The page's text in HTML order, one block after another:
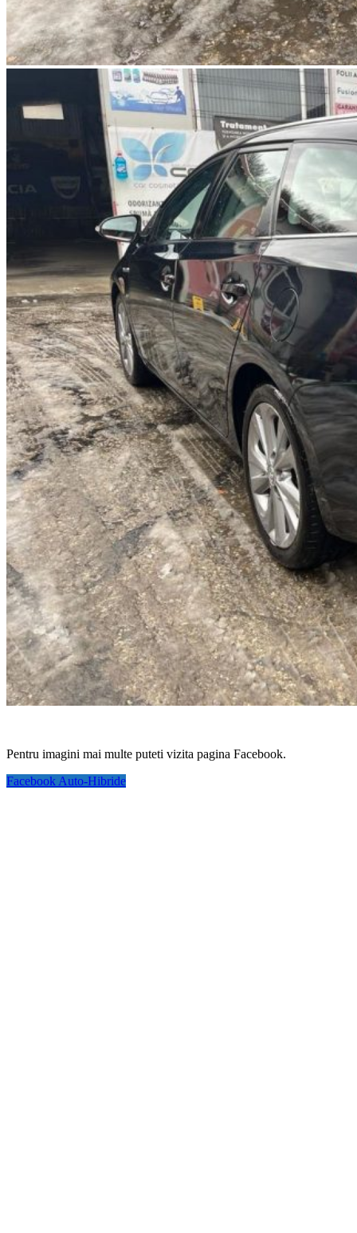
Pentru imagini mai multe puteti vizita pagina Facebook.
Facebook Auto-Hibride